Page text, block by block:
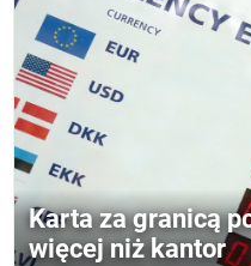
Karta za granicą
więcej niż kantor